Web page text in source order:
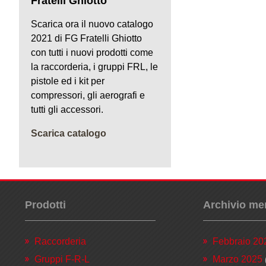
Scarica ora il nuovo catalogo
2021 di FG Fratelli Ghiotto
con tutti i nuovi prodotti come
la raccorderia, i gruppi FRL, le
pistole ed i kit per
compressori, gli aerografi e
tutti gli accessori.
Scarica catalogo
Prodotti
Raccorderia
Gruppi F-R-L
Archivio
Febbraio
Marzo 2025